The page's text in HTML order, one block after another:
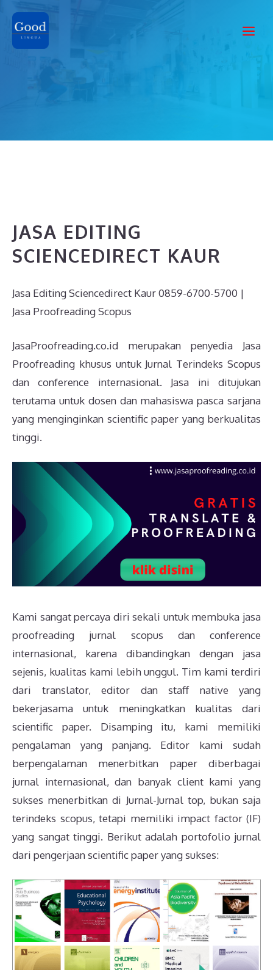
content
JASA EDITING
SCIENCEDIRECT KAUR
Jasa Editing Sciencedirect Kaur 0859-6700-5700 |
Jasa Proofreading Scopus
JasaProofreading.co.id merupakan penyedia Jasa
Proofreading khusus untuk Jurnal Terindeks Scopus
dan conference internasional. Jasa ini ditujukan
terutama untuk dosen dan mahasiswa pasca sarjana
yang menginginkan scientific paper yang berkualitas
tinggi.
Kami sangat percaya diri sekali untuk membuka jasa
proofreading jurnal scopus dan conference
internasional, karena dibandingkan dengan jasa
sejenis, kualitas kami lebih unggul. Tim kami terdiri
dari translator, editor dan staff native yang
bekerjasama untuk meningkatkan kualitas dari
scientific paper. Disamping itu, kami memiliki
pengalaman yang panjang. Editor kami sudah
berpengalaman menerbitkan paper diberbagai
jurnal internasional, dan banyak client kami yang
sukses menerbitkan di Jurnal-Jurnal top, bukan saja
terindeks scopus, tetapi memiliki impact factor (IF)
yang sangat tinggi. Berikut adalah portofolio jurnal
dari pengerjaan scientific paper yang sukses: